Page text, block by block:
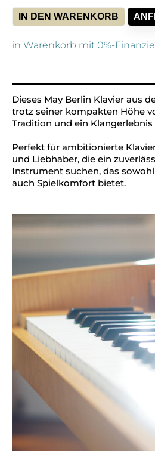
IN DEN WARENKORB
in Warenkorb mit 0%-
Dieses May Berlin Klavier aus
trotz seiner kompakten Höhe
Tradition und ein Klangerlebnis
Perfekt für ambitionierte
und Liebhaber, die ein
Instrument suchen, das
auch Spielkomfort bietet.